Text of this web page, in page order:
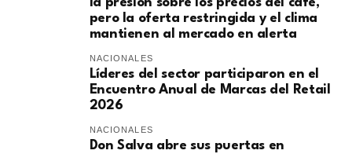
la presión sobre los precios del café,
pero la oferta restringida y el clima
mantienen al mercado en alerta
NACIONALES
Líderes del sector participaron en el
Encuentro Anual de Marcas del Retail
2026
NACIONALES
Don Salva abre sus puertas en